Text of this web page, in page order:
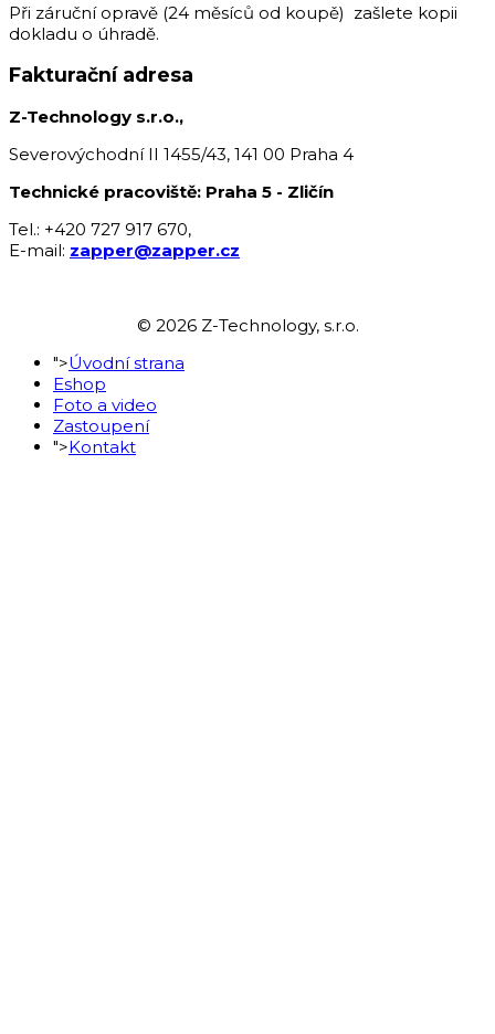
Při záruční opravě (24 měsíců od koupě) zašlete kopii
dokladu o úhradě.
Fakturační adresa
Z-Technology s.r.o.,
Severovýchodní II 1455/43, 141 00 Praha 4
Technické pracoviště: Praha 5 - Zličín
Tel.: +420 727 917 670,
E-mail: zapper@zapper.cz
© 2026 Z-Technology, s.r.o.
">Úvodní strana
Eshop
Foto a video
Zastoupení
">Kontakt